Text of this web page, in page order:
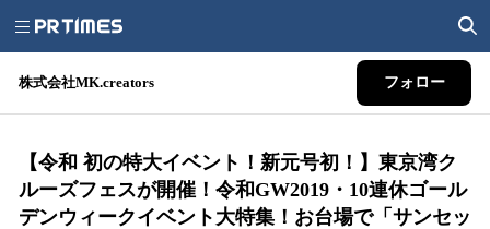
株式会社MK.creators フォロー
【令和 初の特大イベント！新元号初！】東京湾ク
ルーズフェスが開催！令和GW2019・10連休ゴール
デンウィークイベント大特集！お台場で「サンセッ